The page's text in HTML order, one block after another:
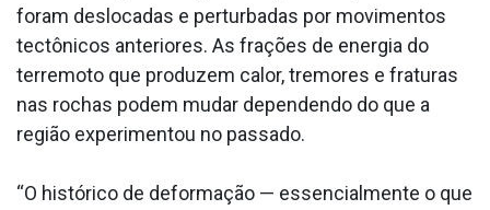
foram deslocadas e perturbadas por movimentos
tectônicos anteriores. As frações de energia do
terremoto que produzem calor, tremores e fraturas
nas rochas podem mudar dependendo do que a
região experimentou no passado.
“O histórico de deformação — essencialmente o que